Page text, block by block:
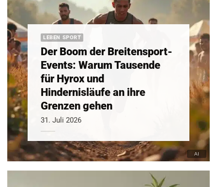
LEBEN SPORT
Der Boom der Breitensport-
Events: Warum Tausende
für Hyrox und
Hindernisläufe an ihre
Grenzen gehen
31. Juli 2026